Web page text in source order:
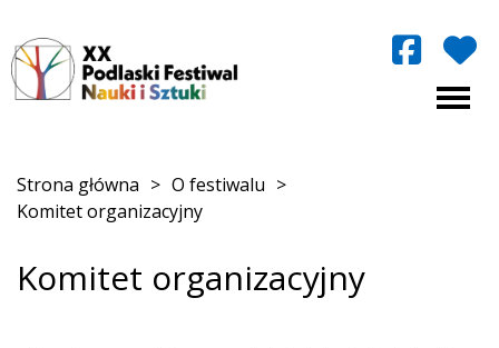
Strona główna > O festiwalu >
Komitet organizacyjny
Komitet organizacyjny